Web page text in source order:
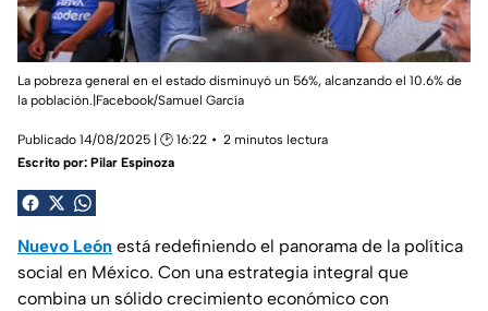
La pobreza general en el estado disminuyó un 56%, alcanzando el 10.6% de
la población.|Facebook/Samuel García
Publicado 14/08/2025 | 🕑 16:22
2 minutos lectura
Escrito por: Pilar Espinoza
Nuevo León está redefiniendo el panorama de la política
social en México. Con una estrategia integral que
combina un sólido crecimiento económico con